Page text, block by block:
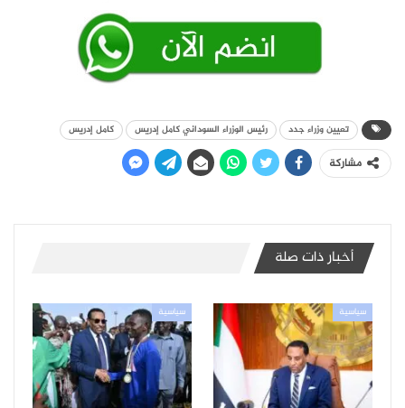
تعيين وزراء جدد رئيس الوزراء السوداني كامل إدريس كامل إدريس
مشاركة
أخبار ذات صلة
سياسية سياسية